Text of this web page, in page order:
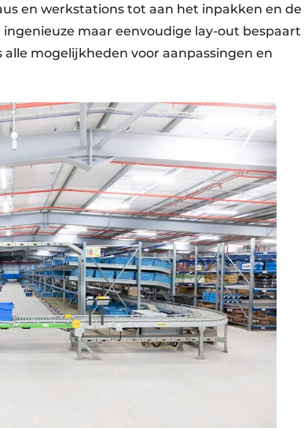
en werkstations tot aan het inpakken en de
maar eenvoudige lay-out bespaart
mogelijkheden voor aanpassingen en